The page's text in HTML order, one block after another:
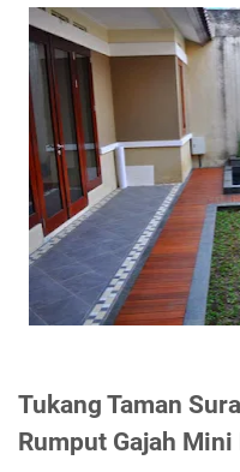
Tukang Taman
Rumput Gajah